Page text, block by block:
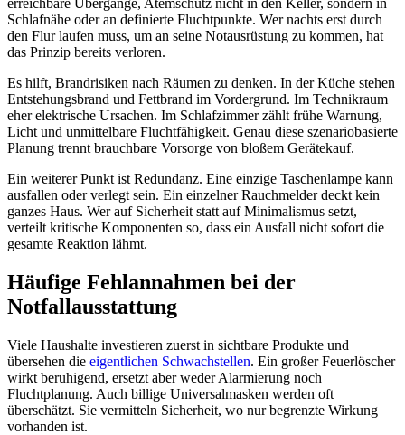
erreichbare Übergänge, Atemschutz nicht in den Keller, sondern in
Schlafnähe oder an definierte Fluchtpunkte. Wer nachts erst durch
den Flur laufen muss, um an seine Notausrüstung zu kommen, hat
das Prinzip bereits verloren.
Es hilft, Brandrisiken nach Räumen zu denken. In der Küche stehen
Entstehungsbrand und Fettbrand im Vordergrund. Im Technikraum
eher elektrische Ursachen. Im Schlafzimmer zählt frühe Warnung,
Licht und unmittelbare Fluchtfähigkeit. Genau diese szenariobasierte
Planung trennt brauchbare Vorsorge von bloßem Gerätekauf.
Ein weiterer Punkt ist Redundanz. Eine einzige Taschenlampe kann
ausfallen oder verlegt sein. Ein einzelner Rauchmelder deckt kein
ganzes Haus. Wer auf Sicherheit statt auf Minimalismus setzt,
verteilt kritische Komponenten so, dass ein Ausfall nicht sofort die
gesamte Reaktion lähmt.
Häufige Fehlannahmen bei der
Notfallausstattung
Viele Haushalte investieren zuerst in sichtbare Produkte und
übersehen die eigentlichen Schwachstellen. Ein großer Feuerlöscher
wirkt beruhigend, ersetzt aber weder Alarmierung noch
Fluchtplanung. Auch billige Universalmasken werden oft
überschätzt. Sie vermitteln Sicherheit, wo nur begrenzte Wirkung
vorhanden ist.